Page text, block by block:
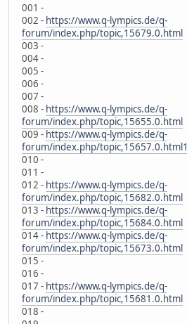
001 -
002 - https://www.q-lympics.de/q-
forum/index.php/topic,15679.0.html
003 -
004 -
005 -
006 -
007 -
008 - https://www.q-lympics.de/q-
forum/index.php/topic,15655.0.html
009 - https://www.q-lympics.de/q-
forum/index.php/topic,15657.0.html1
010 -
011 -
012 - https://www.q-lympics.de/q-
forum/index.php/topic,15682.0.html
013 - https://www.q-lympics.de/q-
forum/index.php/topic,15684.0.html
014 - https://www.q-lympics.de/q-
forum/index.php/topic,15673.0.html
015 -
016 -
017 - https://www.q-lympics.de/q-
forum/index.php/topic,15681.0.html
018 -